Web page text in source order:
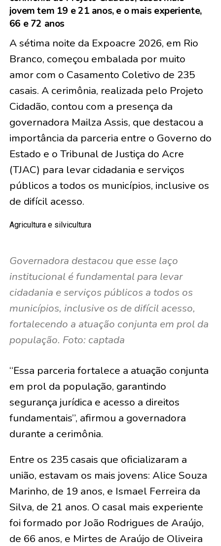
jovem tem 19 e 21 anos, e o mais experiente,
66 e 72 anos
A sétima noite da Expoacre 2026, em Rio
Branco, começou embalada por muito
amor com o Casamento Coletivo de 235
casais. A cerimônia, realizada pelo Projeto
Cidadão, contou com a presença da
governadora Mailza Assis, que destacou a
importância da parceria entre o Governo do
Estado e o Tribunal de Justiça do Acre
(TJAC) para levar cidadania e serviços
públicos a todos os municípios, inclusive os
de difícil acesso.
Agricultura e silvicultura
Governadora destacou que esse laço
institucional é fundamental para levar
cidadania e serviços públicos a todos os
municípios, inclusive os de difícil acesso,
fortalecendo a atuação conjunta em prol da
população. Foto: captada
“Essa parceria fortalece a atuação conjunta
em prol da população, garantindo
segurança jurídica e acesso a direitos
fundamentais”, afirmou a governadora
durante a cerimônia.
Entre os 235 casais que oficializaram a
união, estavam os mais jovens: Alice Souza
Marinho, de 19 anos, e Ismael Ferreira da
Silva, de 21 anos. O casal mais experiente
foi formado porJoão Rodrigues de Araújo,
de 66 anos, e Mirtes de Araújo de Oliveira